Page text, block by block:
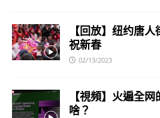
【回放】纽约唐
祝新春
02/13/2023
【視頻】火遍全
啥？